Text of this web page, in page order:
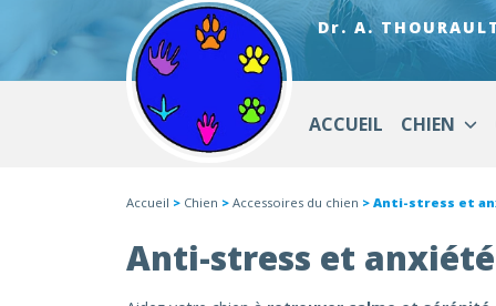
Dr. A.
ACCUEIL CHIEN
Accueil > Chien > Accessoires du chien > Anti-stress et
Anti-stress et